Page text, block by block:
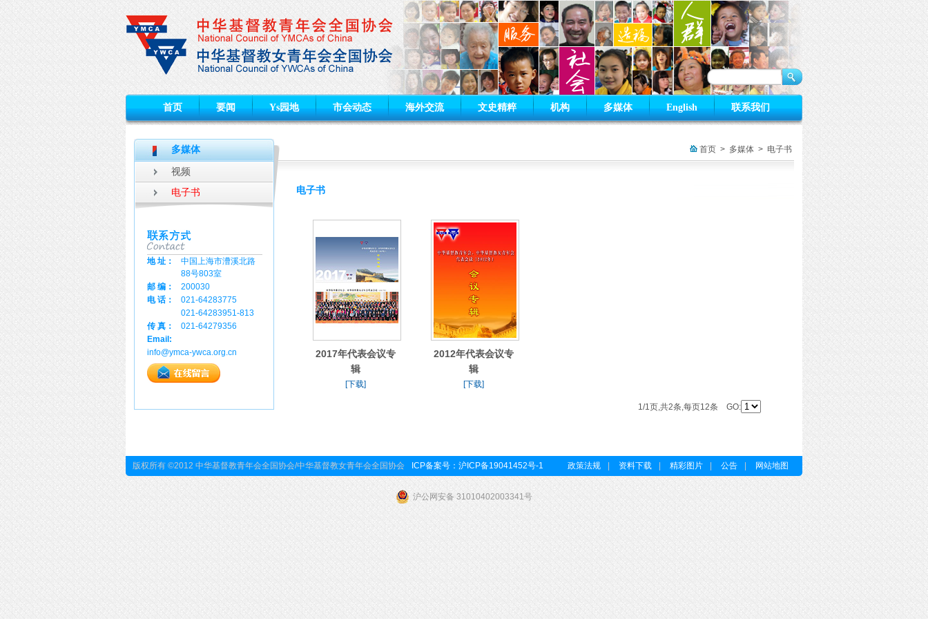
首页 要闻 Ys园地 市会动态 海外交流 文史精粹 机构 多媒体 English 联系我们
多媒体
视频
电子书
地 址：
中国上海市漕溪北路
88号803室
邮 编：
200030
电 话：
021-64283775
021-64283951-813
传 真：
021-64279356
Email:
info@ymca-ywca.org.cn
首页 > 多媒体 > 电子书
电子书
2017年代表会议专
辑
[下载]
2012年代表会议专
辑
[下载]
1/1页,共2条,每页12条 GO:
版权所有 ©2012 中华基督教青年会全国协会/中华基督教女青年会全国协会 ICP备案号：沪ICP备19041452号-1 政策法规 资料下载 精彩图片 公告 网站地图
沪公网安备 31010402003341号